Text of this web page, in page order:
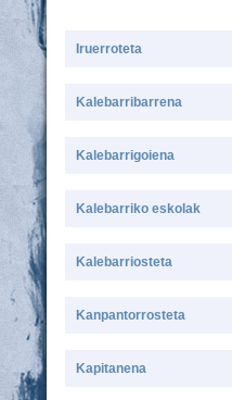
Iruerroteta
Kalebarribarrena
Kalebarrigoiena
Kalebarriko eskolak
Kalebarriosteta
Kanpantorrosteta
Kapitanena